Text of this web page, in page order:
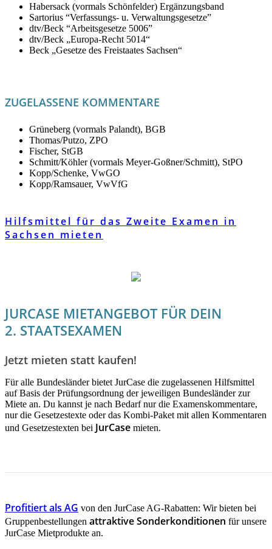
Habersack (vormals Schönfelder) Ergänzungsband
Sartorius “Verfassungs- u. Verwaltungsgesetze”
dtv/Beck “Arbeitsgesetze 5006”
dtv/Beck „Europa-Recht 5014“
Beck „Gesetze des Freistaates Sachsen“
ZUGELASSENE KOMMENTARE
Grüneberg (vormals Palandt), BGB
Thomas/Putzo, ZPO
Fischer, StGB
Schmitt/Köhler (vormals Meyer-Goßner/Schmitt), StPO
Kopp/Schenke, VwGO
Kopp/Ramsauer, VwVfG
Hilfsmittel für das Zweite Examen in
Sachsen mieten
JURCASE MIETANGEBOT FÜR DEIN
2. STAATSEXAMEN
Jetzt mieten statt kaufen!
Für alle Bundesländer bietet JurCase die zugelassenen Hilfsmittel
auf Basis der Prüfungsordnung der jeweiligen Bundesländer zur
Miete an. Du kannst je nach Bedarf nur die Examenskommentare,
nur die Gesetzestexte oder das Kombi-Paket mit allen Kommentaren
und Gesetzestexten bei JurCase mieten.
Profitiert als AG von den JurCase AG-Rabatten: Wir bieten bei
Gruppenbestellungen attraktive Sonderkonditionen für unsere
JurCase Mietprodukte an.